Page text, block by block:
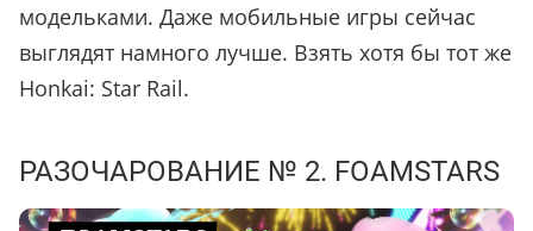
модельками. Даже мобильные игры сейчас
выглядят намного лучше. Взять хотя бы тот же
Honkai: Star Rail.
РАЗОЧАРОВАНИЕ № 2. FOAMSTARS